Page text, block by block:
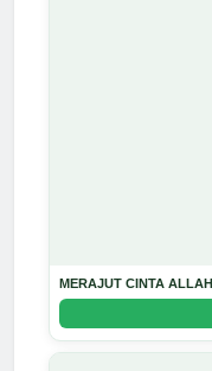
MERAJUT CINTA